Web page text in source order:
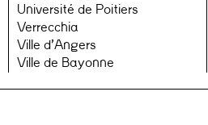
Université de Poitiers
Verrecchia
Ville d’Angers
Ville de Bayonne